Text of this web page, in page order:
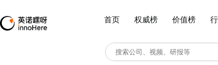
首页 权威榜 价值榜